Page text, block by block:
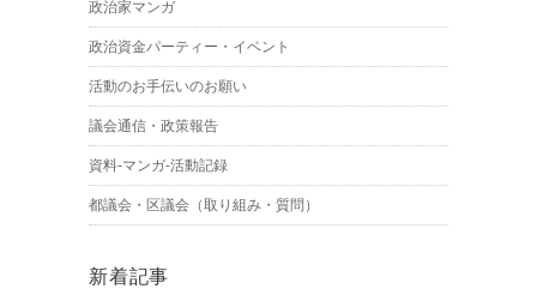
政治家マンガ
政治資金パーティー・イベント
活動のお手伝いのお願い
議会通信・政策報告
資料-マンガ-活動記録
都議会・区議会（取り組み・質問）
新着記事